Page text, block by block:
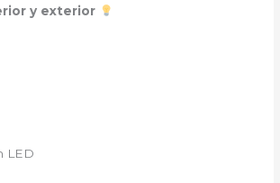
y exterior
LED